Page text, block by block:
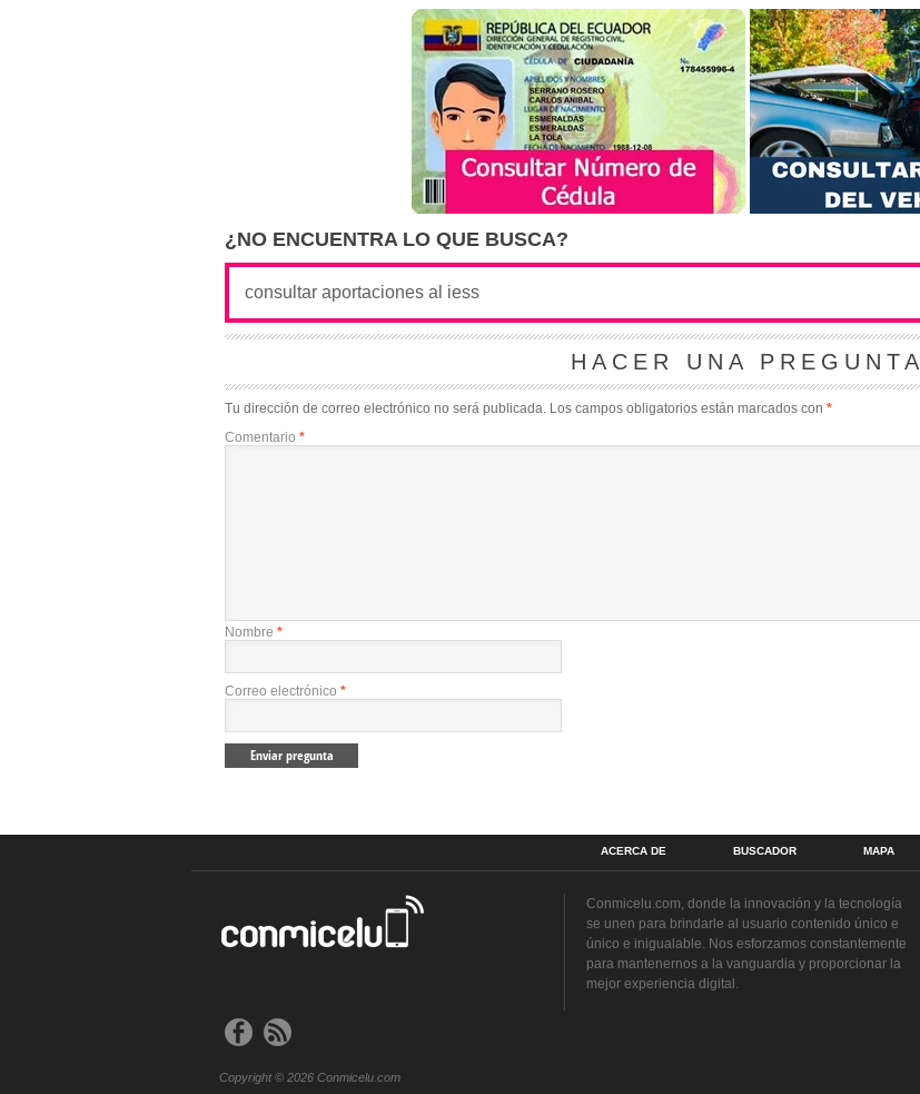
¿NO ENCUENTRA LO QUE BUSCA?
HACER UNA PREGUNTA
Tu dirección de correo electrónico no será publicada. Los campos obligatorios están marcados con*
Comentario*
Nombre*
Correo electrónico*
ACERCA DE BUSCADOR MAPA
Copyright © 2026 Conmicelu.com
Conmicelu.com, donde la innovación y la tecnología
se unen para brindarle al usuario contenido único e
único e inigualable. Nos esforzamos constantemente
para mantenernos a la vanguardia y proporcionar la
mejor experiencia digital.